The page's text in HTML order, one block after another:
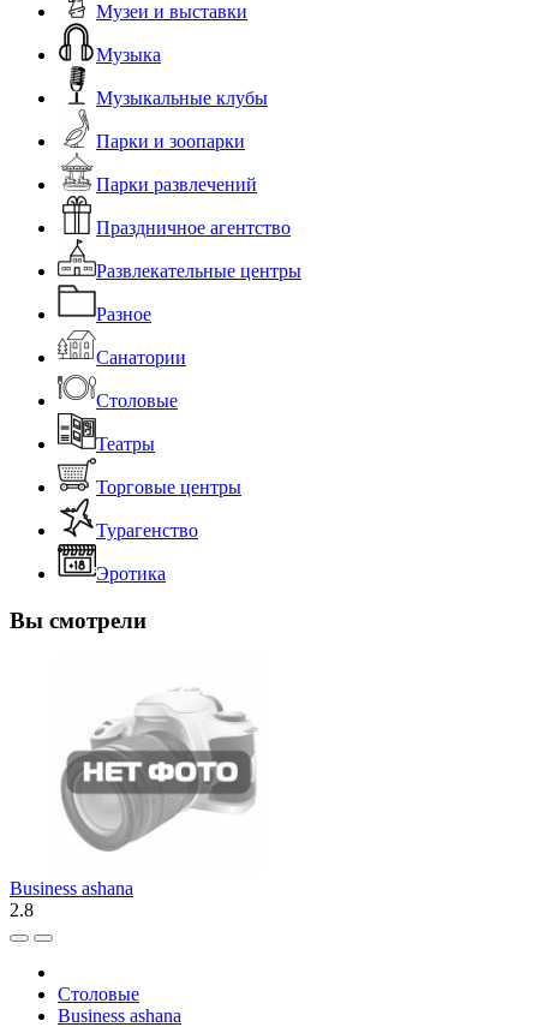
Музеи и выставки
Музыка
Музыкальные клубы
Парки и зоопарки
Парки развлечений
Праздничное агентство
Развлекательные центры
Разное
Санатории
Столовые
Театры
Торговые центры
Турагенство
Эротика
Вы смотрели
Business ashana
2.8
Столовые
Business ashana